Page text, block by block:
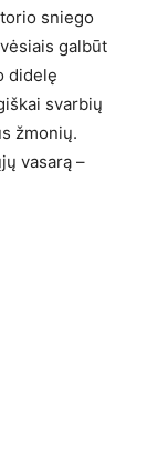
sniego
galbūt
didelę
svarbių
žmonių.
vasarą –